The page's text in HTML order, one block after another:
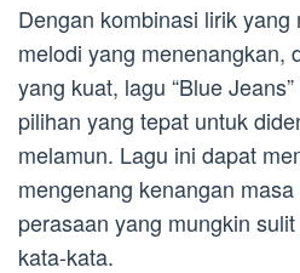
Dengan kombinasi lirik yang
melodi yang menenangkan,
yang kuat, lagu “Blue
pilihan yang tepat untuk
melamun. Lagu ini dapat
mengenang kenangan
perasaan yang mungkin
kata-kata.